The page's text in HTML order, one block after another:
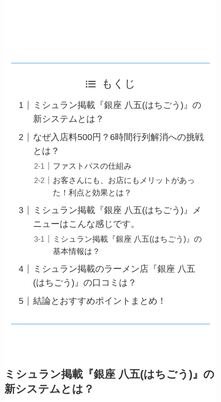
もくじ
ミシュラン掲載『銀座 八五(はちごう)』の
新システムとは？
なぜ入店料500円？6時間行列解消への挑戦
とは？
ファストパスの仕組み
お客さんにも、お店にもメリットがあっ
た！利点と効果とは？
ミシュラン掲載『銀座 八五(はちごう)』メ
ニューはこんな感じです。
ミシュラン掲載『銀座 八五(はちごう)』の
基本情報は？
ミシュラン掲載のラーメン店『銀座 八五
(はちごう)』の口コミは？
結論とおすすめポイントまとめ！
ミシュラン掲載『銀座 八五(はちごう)』の
新システムとは？